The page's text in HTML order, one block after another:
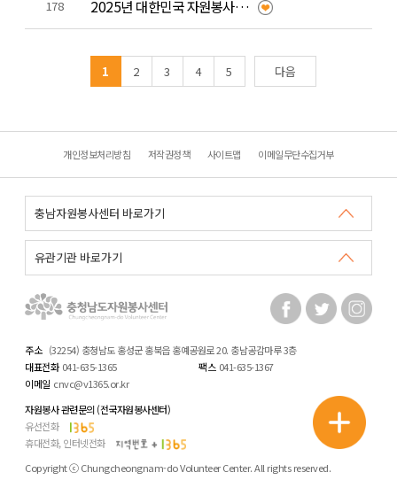
178 2025년 대한민국 자원봉사대상 국민추천 안내
1 2 3 4 5 다음
개인정보처리방침 저작권정책 사이트맵 이메일무단수집거부
주소 (32254) 충청남도 홍성군 홍북읍 홍예공원로 20. 충남공감마루 3층
대표전화 041-635-1365 팩스 041-635-1367
이메일 cnvc@v1365.or.kr
자원봉사 관련문의 (전국자원봉사센터)
유선전화
휴대전화, 인터넷전화
Copyright ⓒ Chungcheongnam-do Volunteer Center. All rights reserved.